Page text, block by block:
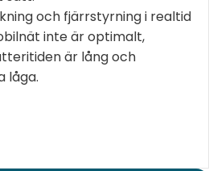
och fjärrstyrning i realtid
inte är optimalt,
är lång och
låga.